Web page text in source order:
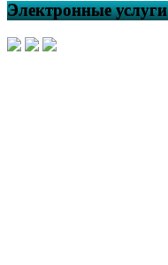
Электронные услуги